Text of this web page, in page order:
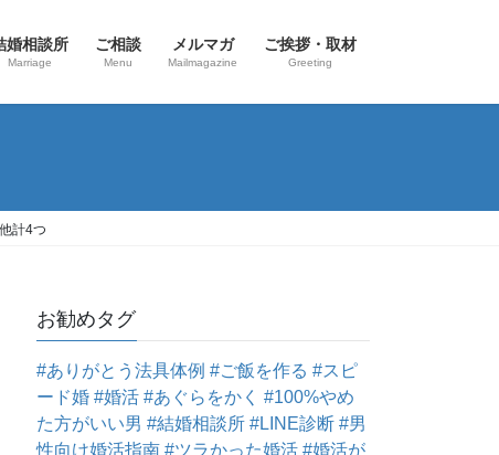
婚相談所
Marriage
ご相談
Menu
メルマガ
Mailmagazine
ご挨拶・取材
Greeting
計4つ
お勧めタグ
#ありがとう法具体例 #ご飯を作る #スピ
ード婚 #婚活 #あぐらをかく #100%やめ
た方がいい男 #結婚相談所 #LINE診断 #男
性向け婚活指南 #ツラかった婚活 #婚活が